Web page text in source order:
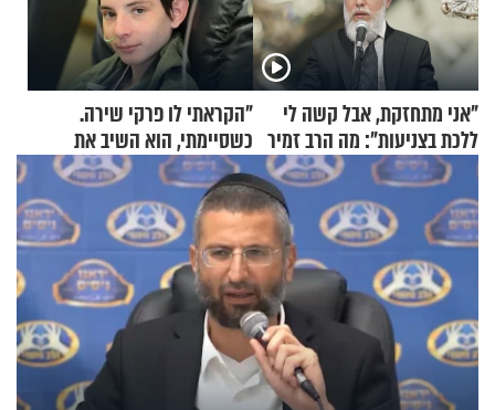
"אני מתחזקת, אבל קשה לי
ללכת בצניעות": מה הרב זמיר
כהן המליץ לה לעשות?
"הקראתי לו פרקי שירה.
כשסיימתי, הוא השיב את
נשמתו לבורא"